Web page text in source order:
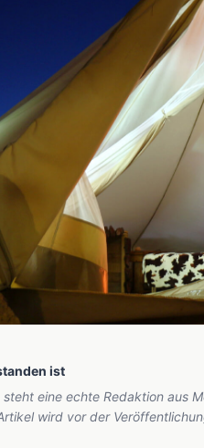
ist
eine echte Redaktion aus
wird vor der